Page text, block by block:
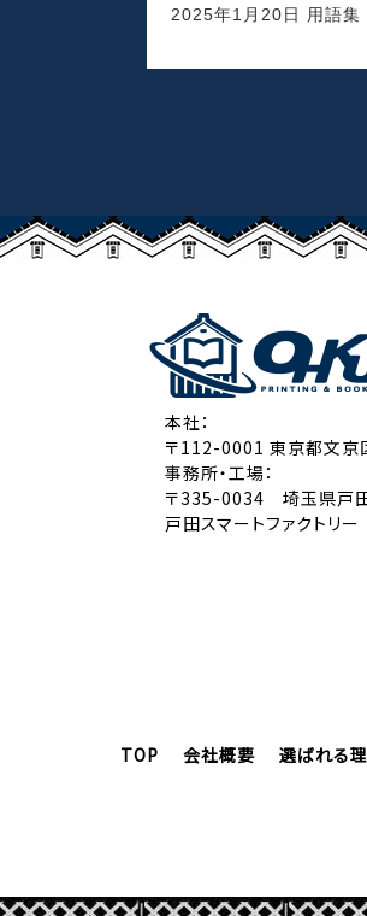
2025年1月20日 用語集
本社：
〒112-0001 東京都文
事務所・工場：
〒335-0034 埼玉県戸
戸田スマートファクトリー
TOP 会社概要 選ばれる